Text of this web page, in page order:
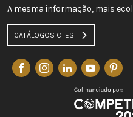
A mesma informação, mais
CATÁLOGOS CTESI